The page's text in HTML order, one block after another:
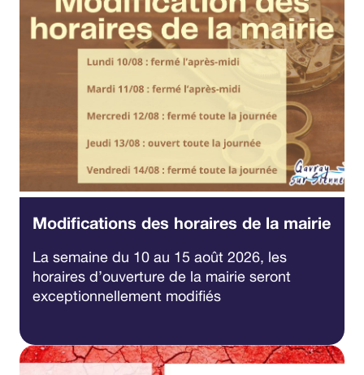
Modifications des horaires de la mairie
La semaine du 10 au 15 août 2026, les
horaires d’ouverture de la mairie seront
exceptionnellement modifiés